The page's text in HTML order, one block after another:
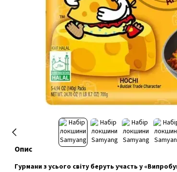
Опис
Гурмани з усього світу беруть участь у